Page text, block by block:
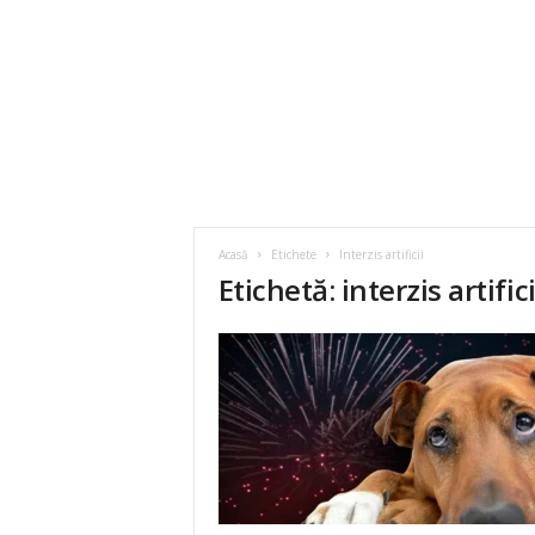
Acasă Etichete Interzis artificii
Etichetă: interzis